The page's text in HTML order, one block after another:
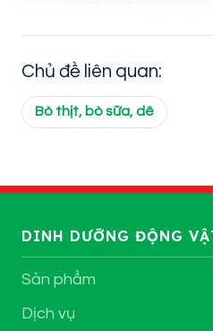
Chủ đề liên quan:
Bò thịt, bò sữa, dê
DINH DƯỠNG ĐỘNG
Sản phẩm
Dịch vụ